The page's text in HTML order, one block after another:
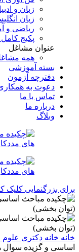
زبان و
زبان
ریاضی و
پکیج
عنوان مشاغل
همه
بسته آموزشی
دفترچه آزمون
دعوت به
تماس با ما
درباره ما
وبلاگ
برای بزرگنمایی کلیک
خانه خانه دکتری علوم
اساسی و گزیده